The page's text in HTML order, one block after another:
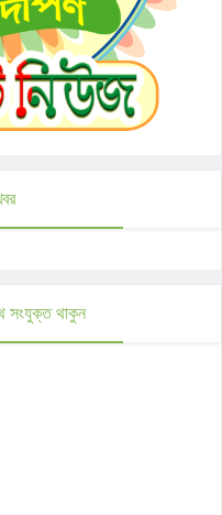
সংযুক্ত থাকুন